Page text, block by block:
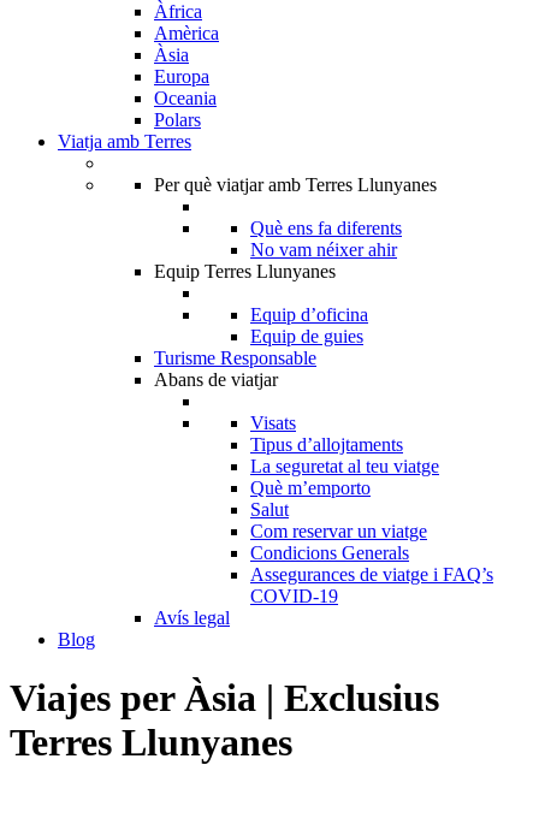
Àfrica
Amèrica
Àsia
Europa
Oceania
Polars
Viatja amb Terres
Per què viatjar amb Terres Llunyanes
Què ens fa diferents
No vam néixer ahir
Equip Terres Llunyanes
Equip d’oficina
Equip de guies
Turisme Responsable
Abans de viatjar
Visats
Tipus d’allojtaments
La seguretat al teu viatge
Què m’emporto
Salut
Com reservar un viatge
Condicions Generals
Assegurances de viatge i FAQ’s
COVID-19
Avís legal
Blog
Viajes per Àsia | Exclusius
Terres Llunyanes